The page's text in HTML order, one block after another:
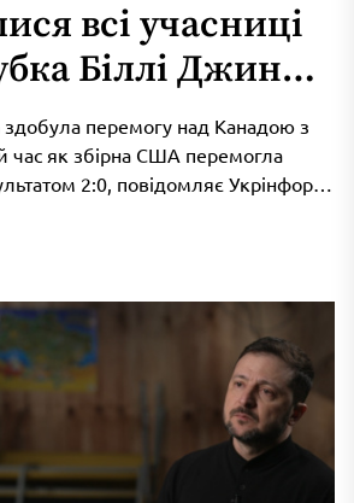
всі учасниці
Біллі Джин
перемогу над Канадою з
час як збірна США перемогла
2:0, повідомляє Укрінформ.